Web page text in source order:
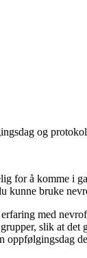
og
for å komme i
bruke
med
slik at det